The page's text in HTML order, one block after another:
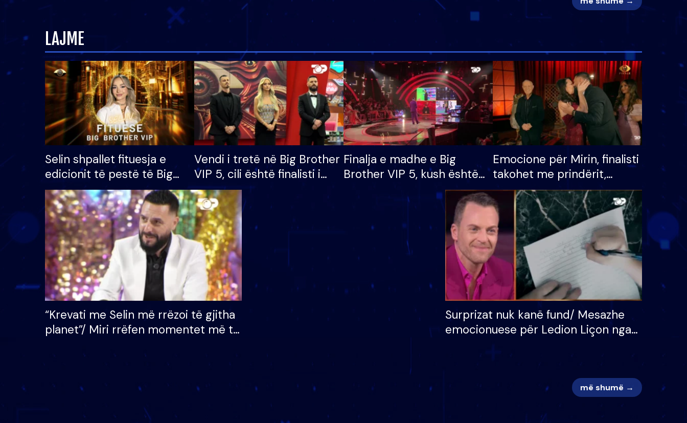
LAJME
Selin shpallet fituesja e
edicionit të pestë të Big
Brother VIP, rrëmben
çmimin e madh prej 100
mijë eurosh
Vendi i tretë në Big Brother
VIP 5, cili është finalisti i
radhës që lë shtëpinë
Finalja e madhe e Big
Brother VIP 5, kush është
banori i parë që lë shtëpinë
dhe humb mundësinë për
të fituar çmimin e madh
Emocione për Mirin, finalisti
takohet me prindërit,
vajzën dhe bashkëshorten:
S’kemi ndonjë letër divorci
apo jo?
“Krevati me Selin më rrëzoi të gjitha
planet”/ Miri rrëfen momentet më të
mungojë zilja e mëngjesit kur…
Surprizat nuk kanë fund/ Mesazhe
emocionuese për Ledion Liçon nga
më shumë →